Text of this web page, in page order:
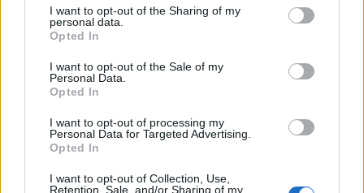
I want to opt-out of the Sharing of my
personal data.
Opted In
I want to opt-out of the Sale of my
Personal Data.
Opted In
I want to opt-out of processing my
Personal Data for Targeted Advertising.
Opted In
I want to opt-out of Collection, Use,
Retention, Sale, and/or Sharing of my
velenjske picerije o padcu s padalom na
Hrvaškem
Dopustniška drama: Policija pričakala letalo s
Korošico po pristanku
Na Šaleški cesti v Velenju občanka poškodovala
tri vozila
mrtvega 76-letnika
Osmrtnice